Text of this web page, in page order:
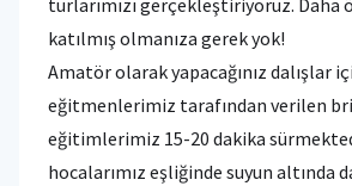
turlarımızı gerçekleştiriyoruz. Daha
katılmış olmanıza gerek yok!
Amatör olarak yapacağınız dalışlar
eğitmenlerimiz tarafından verilen
eğitimlerimiz 15-20 dakika
hocalarımız eşliğinde suyun altında